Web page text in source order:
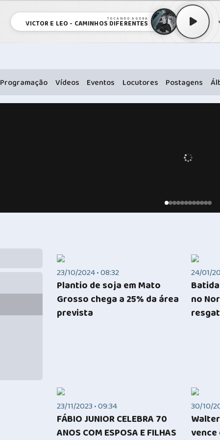
TOCANDO AGORA
VICTOR E LEO - CAMINHOS DIFERENTES
Programação Vídeos Eventos Locutores Postagens
23/10/2024 • 08:32
Plantio de soja em Mato
Grosso chega a 25% da área
prevista
24/01/
no
23/11/2023 • 09:34
FÁBIO JUNIOR CELEBRA 70
ANOS COM ESPOSA E FILHAS
30/10/